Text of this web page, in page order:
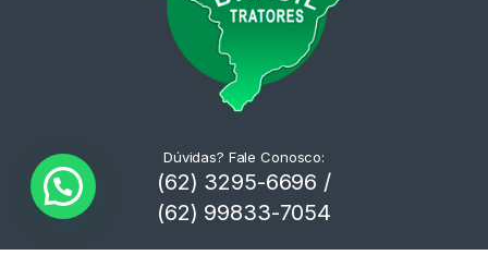
Dúvidas? Fale Conosco:
(62) 3295-6696 /
(62) 99833-7054